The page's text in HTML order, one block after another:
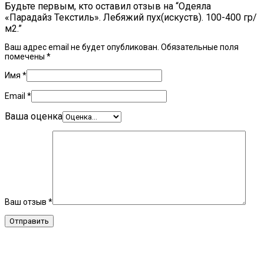
Будьте первым, кто оставил отзыв на “Одеяла
«Парадайз Текстиль». Лебяжий пух(искуств). 100-400 гр/
м2.”
Ваш адрес email не будет опубликован. Обязательные поля
помечены *
Имя *
Email *
Ваша оценка
Ваш отзыв *